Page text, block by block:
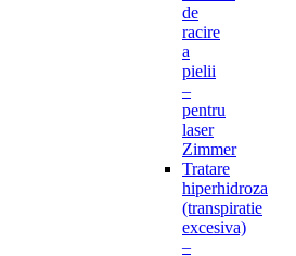
de
racire
a
pielii
–
pentru
laser
Zimmer
Tratare
hiperhidroza
(transpiratie
excesiva)
–